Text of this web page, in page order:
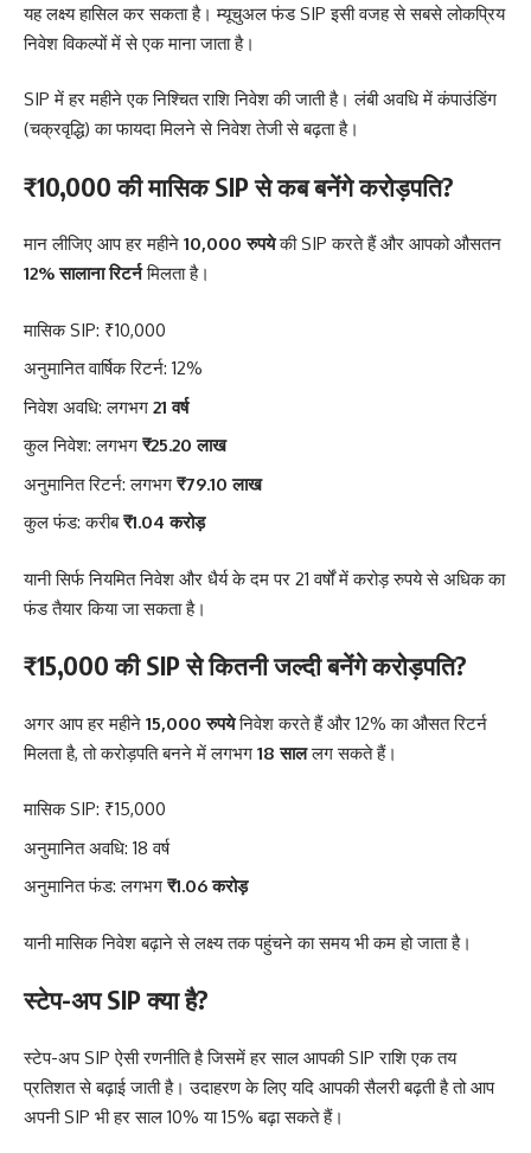
यह लक्ष्य हासिल कर सकता है। म्यूचुअल फंड SIP इसी वजह से सबसे लोकप्रिय
निवेश विकल्पों में से एक माना जाता है।
SIP में हर महीने एक निश्चित राशि निवेश की जाती है। लंबी अवधि में कंपाउंडिंग
(चक्रवृद्धि) का फायदा मिलने से निवेश तेजी से बढ़ता है।
₹10,000 की मासिक SIP से कब बनेंगे करोड़पति?
मान लीजिए आप हर महीने 10,000 रुपयेकी SIP करते हैं और आपको औसतन
12% सालाना रिटर्नमिलता है।
मासिक SIP: ₹10,000
अनुमानित वार्षिक रिटर्न: 12%
निवेश अवधि: लगभग 21 वर्ष
कुल निवेश: लगभग ₹25.20 लाख
अनुमानित रिटर्न: लगभग ₹79.10 लाख
कुल फंड: करीब₹1.04 करोड़
यानी सिर्फ नियमित निवेश और धैर्य के दम पर 21 वर्षों में करोड़ रुपये से अधिक का
फंड तैयार किया जा सकता है।
₹15,000 की SIP से कितनी जल्दी बनेंगे करोड़पति?
अगर आप हर महीने 15,000 रुपयेनिवेश करते हैं और 12% का औसत रिटर्न
मिलता है, तो करोड़पति बनने में लगभग 18 साललग सकते हैं।
मासिक SIP: ₹15,000
अनुमानित अवधि: 18 वर्ष
अनुमानित फंड: लगभग ₹1.06 करोड़
यानी मासिक निवेश बढ़ाने से लक्ष्य तक पहुंचने का समय भी कम हो जाता है।
स्टेप-अप SIP क्या है?
स्टेप-अप SIP ऐसी रणनीति है जिसमें हर साल आपकी SIP राशि एक तय
प्रतिशत से बढ़ाई जाती है। उदाहरण के लिए यदि आपकी सैलरी बढ़ती है तो आप
अपनी SIP भी हर साल 10% या 15% बढ़ा सकते हैं।